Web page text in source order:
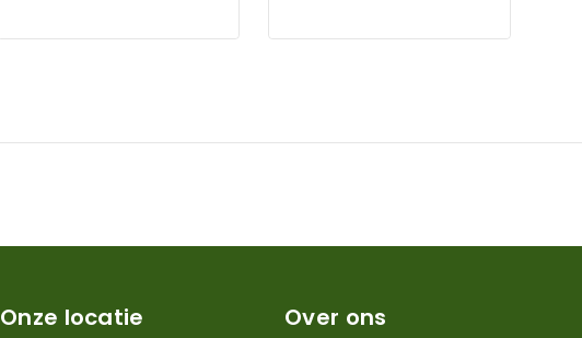
Onze locatie Over ons